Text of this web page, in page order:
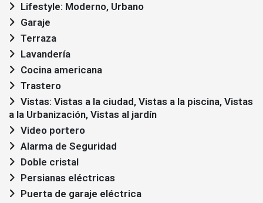
Lifestyle: Moderno, Urbano
Garaje
Terraza
Lavandería
Cocina americana
Trastero
a la Urbanización, Vistas al jardín
Video portero
Alarma de Seguridad
Doble cristal
Persianas eléctricas
Puerta de garaje eléctrica